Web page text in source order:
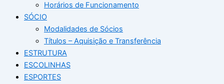
Horários de Funcionamento
SÓCIO
Modalidades de Sócios
Títulos – Aquisição e Transferência
ESTRUTURA
ESCOLINHAS
ESPORTES